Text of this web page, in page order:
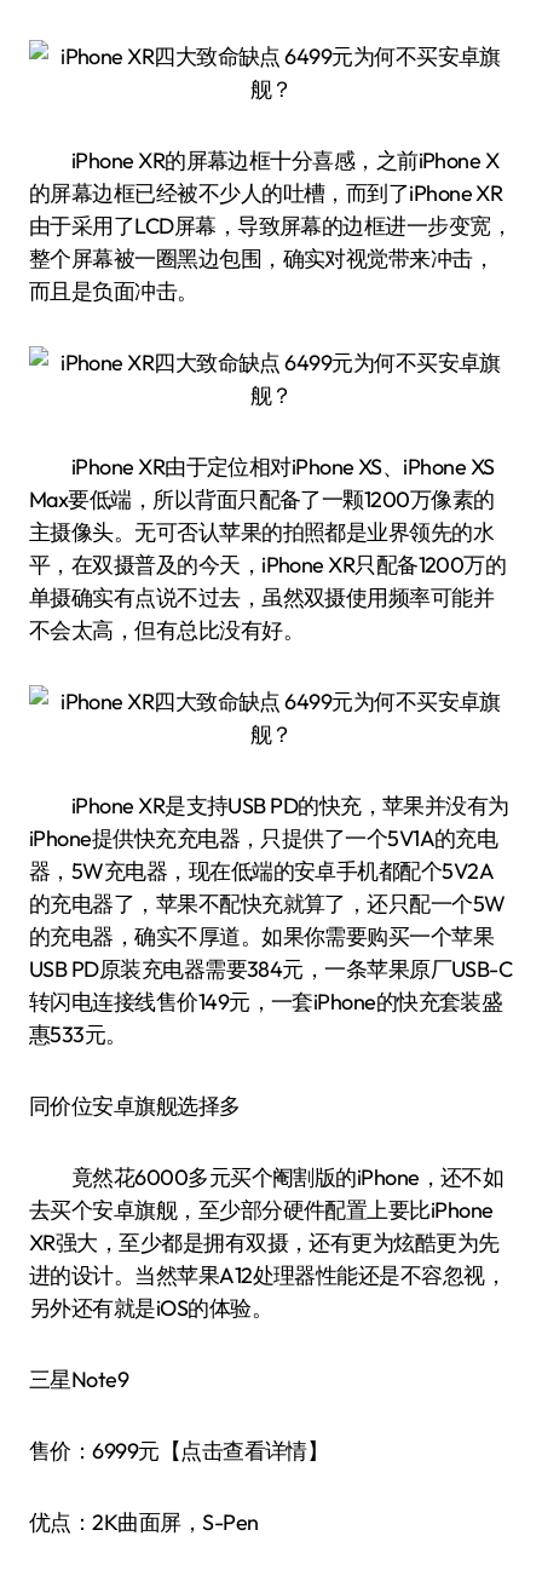
iPhone XR的屏幕边框十分喜感，之前iPhone X
的屏幕边框已经被不少人的吐槽，而到了iPhone XR
由于采用了LCD屏幕，导致屏幕的边框进一步变宽，
整个屏幕被一圈黑边包围，确实对视觉带来冲击，
而且是负面冲击。
iPhone XR由于定位相对iPhone XS、iPhone XS
Max要低端，所以背面只配备了一颗1200万像素的
主摄像头。无可否认苹果的拍照都是业界领先的水
平，在双摄普及的今天，iPhone XR只配备1200万的
单摄确实有点说不过去，虽然双摄使用频率可能并
不会太高，但有总比没有好。
iPhone XR是支持USB PD的快充，苹果并没有为
iPhone提供快充充电器，只提供了一个5V1A的充电
器，5W充电器，现在低端的安卓手机都配个5V2A
的充电器了，苹果不配快充就算了，还只配一个5W
的充电器，确实不厚道。如果你需要购买一个苹果
USB PD原装充电器需要384元，一条苹果原厂USB-C
转闪电连接线售价149元，一套iPhone的快充套装盛
惠533元。
同价位安卓旗舰选择多
竟然花6000多元买个阉割版的iPhone，还不如
去买个安卓旗舰，至少部分硬件配置上要比iPhone
XR强大，至少都是拥有双摄，还有更为炫酷更为先
进的设计。当然苹果A12处理器性能还是不容忽视，
另外还有就是iOS的体验。
三星Note9
售价：6999元【点击查看详情】
优点：2K曲面屏，S-Pen